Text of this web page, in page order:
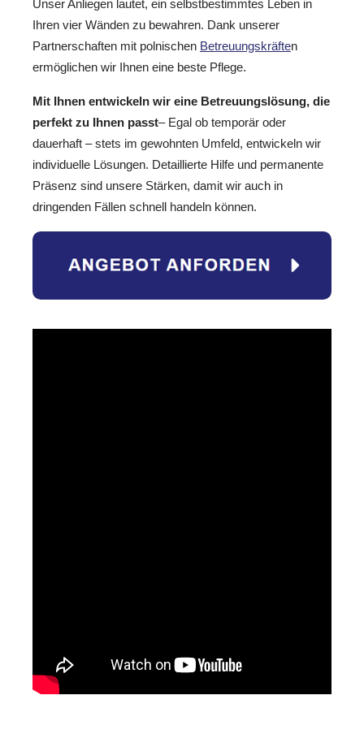
Unser Anliegen lautet, ein selbstbestimmtes Leben in
Ihren vier Wänden zu bewahren. Dank unserer
Partnerschaften mit polnischen Betreuungskräften
ermöglichen wir Ihnen eine beste Pflege.
Mit Ihnen entwickeln wir eine Betreuungslösung, die
perfekt zu Ihnen passt– Egal ob temporär oder
dauerhaft – stets im gewohnten Umfeld, entwickeln wir
individuelle Lösungen. Detaillierte Hilfe und permanente
Präsenz sind unsere Stärken, damit wir auch in
dringenden Fällen schnell handeln können.